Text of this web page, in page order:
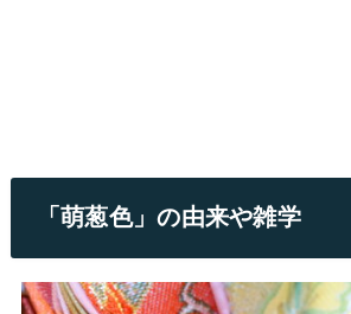
「萌葱色」の由来や雑学